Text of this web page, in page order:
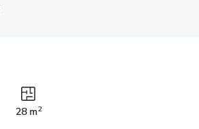
28 m2